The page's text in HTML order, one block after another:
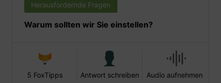
Herausfordernde Fragen
Warum sollten wir Sie einstellen?
5 FoxTipps Antwort schreiben Audio aufnehmen